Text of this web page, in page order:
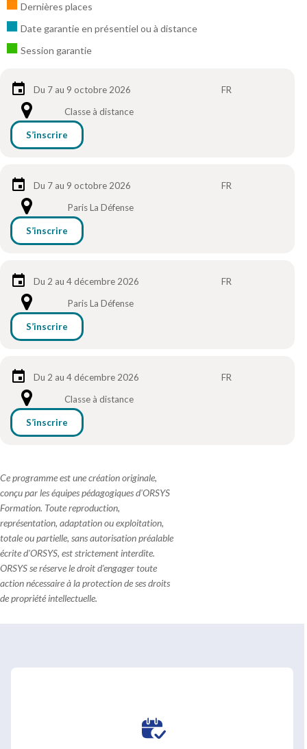
Dernières places
Date garantie en présentiel ou à distance
Session garantie
Du 7 au 9 octobre 2026
FR
Classe à distance
S’inscrire
Du 7 au 9 octobre 2026
FR
Paris La Défense
S’inscrire
Du 2 au 4 décembre 2026
FR
Paris La Défense
S’inscrire
Du 2 au 4 décembre 2026
FR
Classe à distance
S’inscrire
Ce programme est une création originale,
conçu par les équipes pédagogiques d'ORSYS
Formation. Toute reproduction,
représentation, adaptation ou exploitation,
totale ou partielle, sans autorisation préalable
écrite d'ORSYS, est strictement interdite.
ORSYS se réserve le droit d'engager toute
action nécessaire à la protection de ses droits
de propriété intellectuelle.